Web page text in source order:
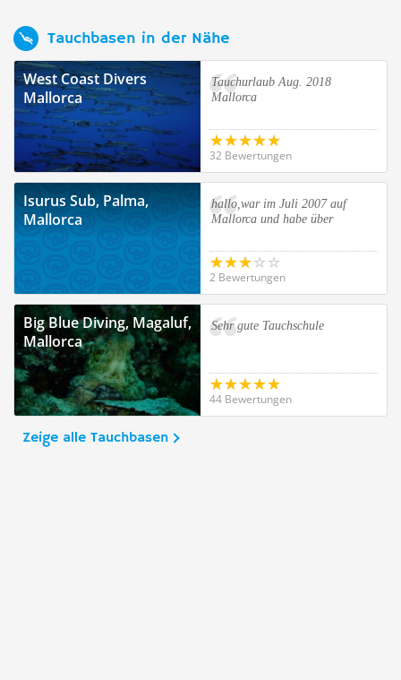
Tauchbasen in der Nähe
West Coast Divers
Mallorca
Tauchurlaub Aug. 2018
Mallorca
32 Bewertungen
Isurus Sub, Palma,
Mallorca
hallo,war im Juli 2007 auf
Mallorca und habe über
2 Bewertungen
Big Blue Diving, Magaluf,
Mallorca
Sehr gute Tauchschule
44 Bewertungen
Zeige alle Tauchbasen